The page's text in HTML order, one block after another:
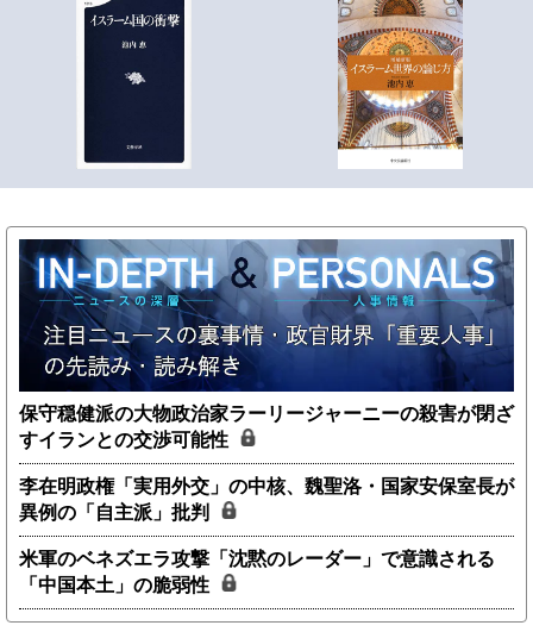
保守穏健派の大物政治家ラーリージャーニーの殺害が閉ざ
すイランとの交渉可能性
李在明政権「実用外交」の中核、魏聖洛・国家安保室長が
異例の「自主派」批判
米軍のベネズエラ攻撃「沈黙のレーダー」で意識される
「中国本土」の脆弱性